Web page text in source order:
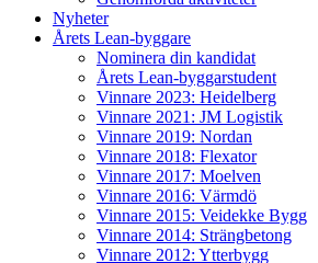
Nyheter
Årets Lean-byggare
Nominera din kandidat
Årets Lean-byggarstudent
Vinnare 2023: Heidelberg
Vinnare 2021: JM Logistik
Vinnare 2019: Nordan
Vinnare 2018: Flexator
Vinnare 2017: Moelven
Vinnare 2016: Värmdö
Vinnare 2015: Veidekke Bygg
Vinnare 2014: Strängbetong
Vinnare 2012: Ytterbygg